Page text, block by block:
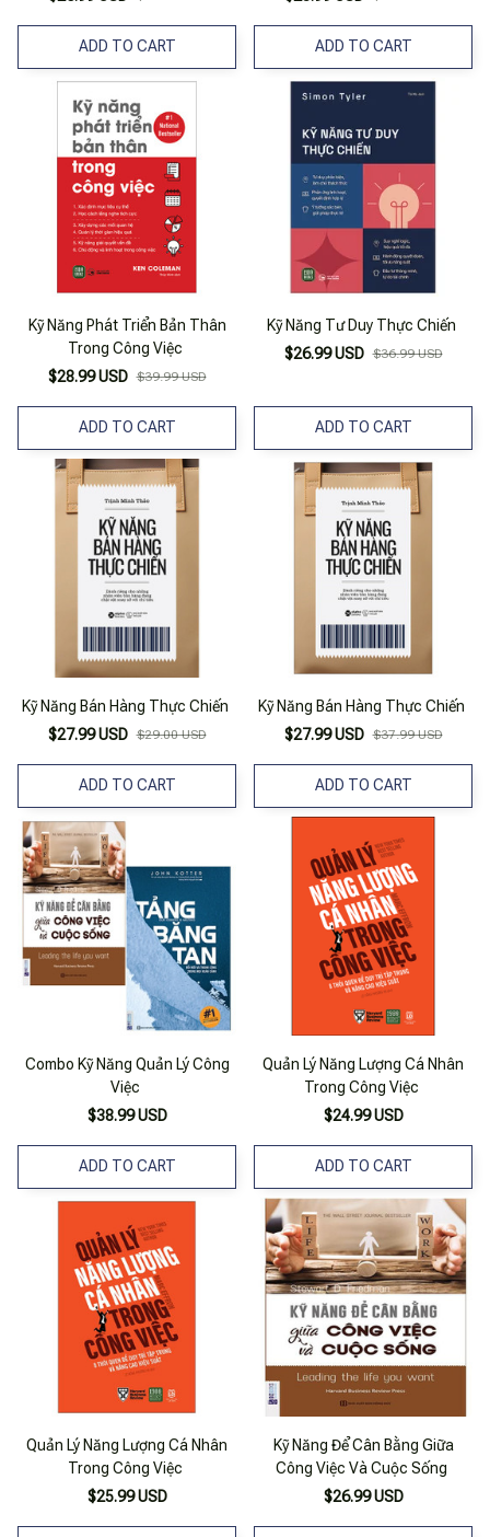
ADD TO CART ADD TO CART
Kỹ Năng Phát Triển Bản Thân
Trong Công Việc
$28.99 USD $39.99 USD
ADD TO CART
Kỹ Năng Tư Duy Thực Chiến
$26.99 USD $36.99 USD
ADD TO CART
Kỹ Năng Bán Hàng Thực Chiến
$27.99 USD $29.00 USD
ADD TO CART
Kỹ Năng Bán Hàng Thực Chiến
$27.99 USD $37.99 USD
ADD TO CART
Combo Kỹ Năng Quản Lý Công
Việc
$38.99 USD
ADD TO CART
Quản Lý Năng Lượng Cá Nhân
Trong Công Việc
$24.99 USD
ADD TO CART
Quản Lý Năng Lượng Cá Nhân
Trong Công Việc
$25.99 USD
Kỹ Năng Để Cân Bằng Giữa
Công Việc Và Cuộc Sống
$26.99 USD